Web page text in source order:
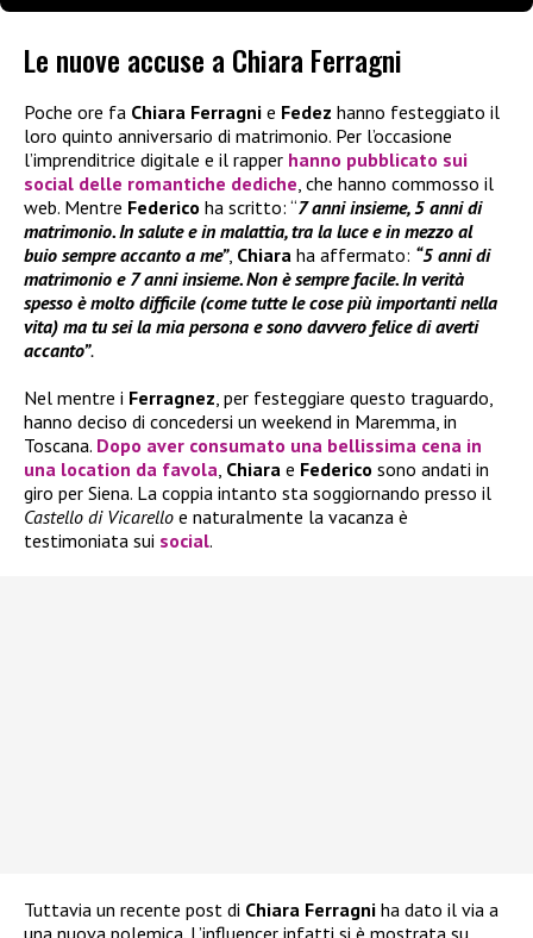
Le nuove accuse a Chiara Ferragni
Poche ore fa Chiara Ferragni e Fedez hanno festeggiato il
loro quinto anniversario di matrimonio. Per l’occasione
l’imprenditrice digitale e il rapper hanno pubblicato sui
social delle romantiche dediche, che hanno commosso il
web. Mentre Federico ha scritto: “7 anni insieme, 5 anni di
matrimonio. In salute e in malattia, tra la luce e in mezzo al
buio sempre accanto a me”, Chiara ha affermato: “5 anni di
matrimonio e 7 anni insieme. Non è sempre facile. In verità
spesso è molto difficile (come tutte le cose più importanti nella
vita) ma tu sei la mia persona e sono davvero felice di averti
accanto”.
Nel mentre i Ferragnez, per festeggiare questo traguardo,
hanno deciso di concedersi un weekend in Maremma, in
Toscana. Dopo aver consumato una bellissima cena in
una location da favola, Chiara e Federico sono andati in
giro per Siena. La coppia intanto sta soggiornando presso il
Castello di Vicarello e naturalmente la vacanza è
testimoniata sui social.
Tuttavia un recente post di Chiara Ferragni ha dato il via a